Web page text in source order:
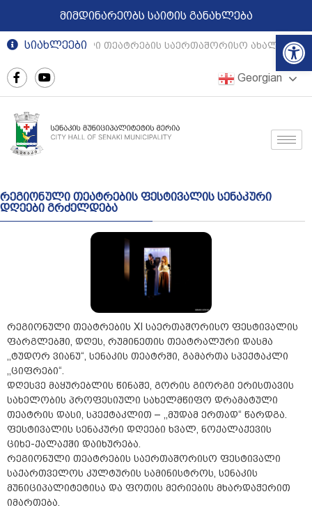
მიმდინარეობს საიტის განახლება
სიახლეები
რეგიონული თეატრების საერთაშორისო
Georgian
რეგიონული თეატრების ფესტივალის სენაკური
დღეები გრძელდება
რეგიონული თეატრების XI საერთაშორისო ფესტივალის
ფარგლებში, დღეს, რუმინეთის თეატრალური დასმა
,,ტუდორ ვიანუ“, სენაკის თეატრში, გამართა სპექტაკლი
,,ციფრები“.
დღესვე მაყურებლის წინაშე, გორის გიორგი ერისთავის
სახელობის პროფესიული სახელმწიფო დრამატული
თეატრის დასი, სპექტაკლით – ,,მუდამ ერთად“ წარდგა.
ფესტივალის სენაკური დღეები ხვალ, ნოქალაქევის
ციხე-ქალაქში დაიხურება.
რეგიონული თეატრების საერთაშორისო ფესტივალი
საქართველოს კულტურის სამინისტროს, სენაკის
მუნიციპალიტეტისა და ფოთის მერიების მხარდაჭერით
იმართება.